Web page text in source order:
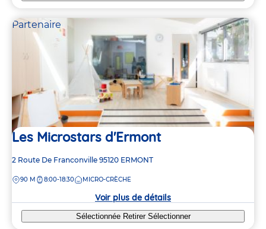
Partenaire
Les Microstars d'Ermont
Adresse
la
2 Route De Franconville 95120 ERMONT
DISTANCE
90 M 8:00-18:30 MICRO-CRÈCHE
Voir plus de détails
Sélectionnée Retirer Sélectionner